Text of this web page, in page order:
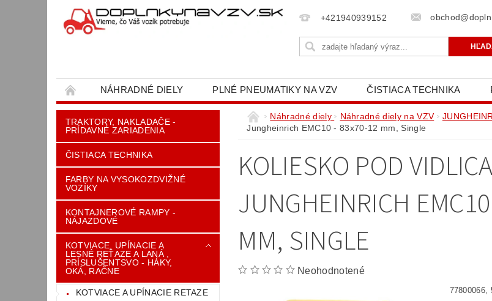
+421940939152
NÁHRADNÉ DIELY PLNÉ PNEUMATIKY NA VZV ČISTIACA TECHNIKA
OBCHODNÉ PODMIENKY KONTAKT NAPÍŠTE NÁM OCHRANA OSOBNÝCH
TRAKTORY, NAKLADAČE -
PRÍDAVNÉ ZARIADENIA
ČISTIACA TECHNIKA
FARBY NA VYSOKOZDVIŽNÉ
VOZÍKY
KONTAJNEROVÉ RAMPY -
NÁJAZDOVÉ
KOTVIACE, UPÍNACIE A
LESNÉ REŤAZE A LANÁ ,
PRÍSLUŠENTSVO - HÁKY,
OKÁ, RAČNE
KOTVIACE A UPÍNACIE RETAZE
Náhradné diely Náhradné diely na VZV
Jungheinrich EMC10 - 83x70-12 mm, Single
KOLIESKO POD
JUNGHEINRICH
MM, SINGLE
Neohodnotené
77800066,